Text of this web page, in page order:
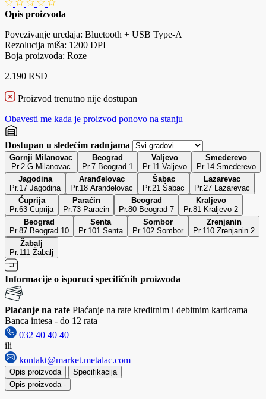
Opis proizvoda
Povezivanje uređaja: Bluetooth + USB Type-A
Rezolucija miša: 1200 DPI
Boja proizvoda: Roze
2.190 RSD
Proizvod trenutno nije dostupan
Obavesti me kada je proizvod ponovo na stanju
Dostupan u sledećim radnjama
Gornji Milanovac
Pr.2 G.Milanovac
Beograd
Pr.7 Beograd 1
Valjevo
Pr.11 Valjevo
Smederevo
Pr.14 Smederevo
Jagodina
Pr.17 Jagodina
Aranđelovac
Pr.18 Arandelovac
Šabac
Pr.21 Šabac
Lazarevac
Pr.27 Lazarevac
Ćuprija
Pr.63 Cuprija
Paraćin
Pr.73 Paracin
Beograd
Pr.80 Beograd 7
Kraljevo
Pr.81 Kraljevo 2
Beograd
Pr.87 Beograd 10
Senta
Pr.101 Senta
Sombor
Pr.102 Sombor
Zrenjanin
Pr.110 Zrenjanin 2
Žabalj
Pr.111 Žabalj
Informacije o isporuci specifičnih proizvoda
Plaćanje na rate Plaćanje na rate kreditnim i debitnim karticama
Banca intesa - do 12 rata
032 40 40 40
ili
kontakt@market.metalac.com
Opis proizvoda
Specifikacija
Opis proizvoda -